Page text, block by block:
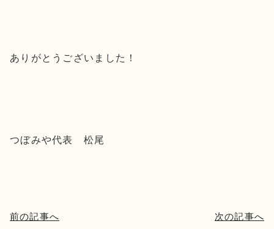
ありがとうございました！
つぼみや代表 松尾
前の記事へ 次の記事へ